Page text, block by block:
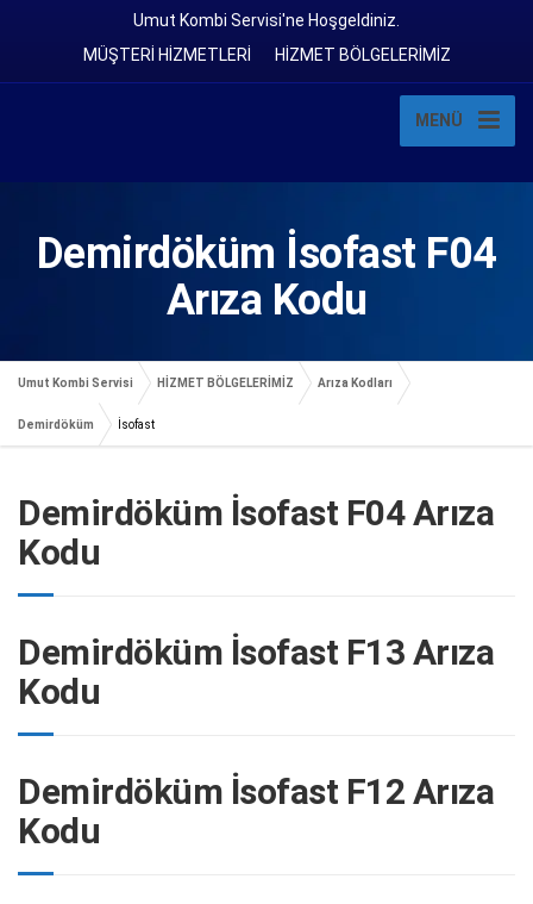
Umut Kombi Servisi'ne Hoşgeldiniz.
MÜŞTERİ HİZMETLERİ
HİZMET BÖLGELERİMİZ
MENÜ
Demirdöküm İsofast F04
Arıza Kodu
Umut Kombi Servisi HİZMET BÖLGELERİMİZ Arıza Kodları
Demirdöküm İsofast
Demirdöküm İsofast F04 Arıza
Kodu
Demirdöküm İsofast F13 Arıza
Kodu
Demirdöküm İsofast F12 Arıza
Kodu